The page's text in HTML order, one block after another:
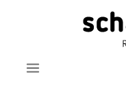
Zum Hauptinhalt